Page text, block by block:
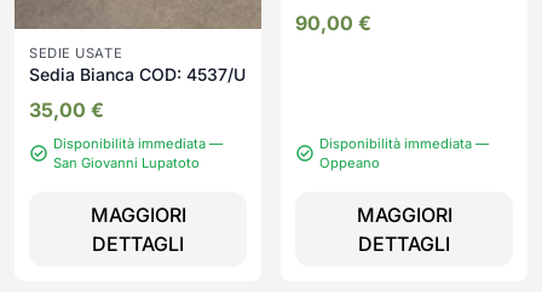
SEDIE USATE
Sedia Bianca COD: 4537/U
35,00 €
Disponibilità immediata —
San Giovanni Lupatoto
MAGGIORI
DETTAGLI
90,00 €
Disponibilità immediata —
Oppeano
MAGGIORI
DETTAGLI